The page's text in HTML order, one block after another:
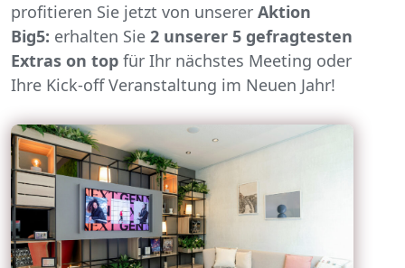
profitieren Sie jetzt von unserer Aktion
Big5: erhalten Sie 2 unserer 5 gefragtesten
Extras on top für Ihr nächstes Meeting oder
Ihre Kick-off Veranstaltung im Neuen Jahr!